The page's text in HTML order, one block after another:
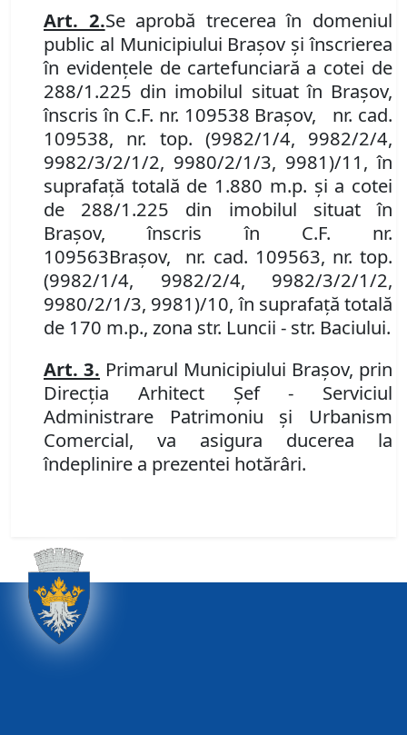
Art. 2.Se aprobă trecerea în domeniul
public al Municipiului Braşov şi înscrierea
în evidenţele de cartefunciară a cotei de
288/1.225 din imobilul situat în Braşov,
înscris în C.F. nr. 109538 Brașov, nr. cad.
109538, nr. top. (9982/1/4, 9982/2/4,
9982/3/2/1/2, 9980/2/1/3, 9981)/11, în
suprafață totală de 1.880 m.p. și a cotei
de 288/1.225 din imobilul situat în
Braşov, înscris în C.F. nr.
109563Brașov,
nr. cad. 109563, nr. top.
(9982/1/4, 9982/2/4, 9982/3/2/1/2,
9980/2/1/3, 9981)/10, în suprafață totală
de 170 m.p., zona str. Luncii - str. Baciului.
Art. 3. Primarul Municipiului Braşov, prin
Direcţia Arhitect Şef - Serviciul
Administrare Patrimoniu şi Urbanism
Comercial, va asigura ducerea la
îndeplinire a prezentei hotărâri.